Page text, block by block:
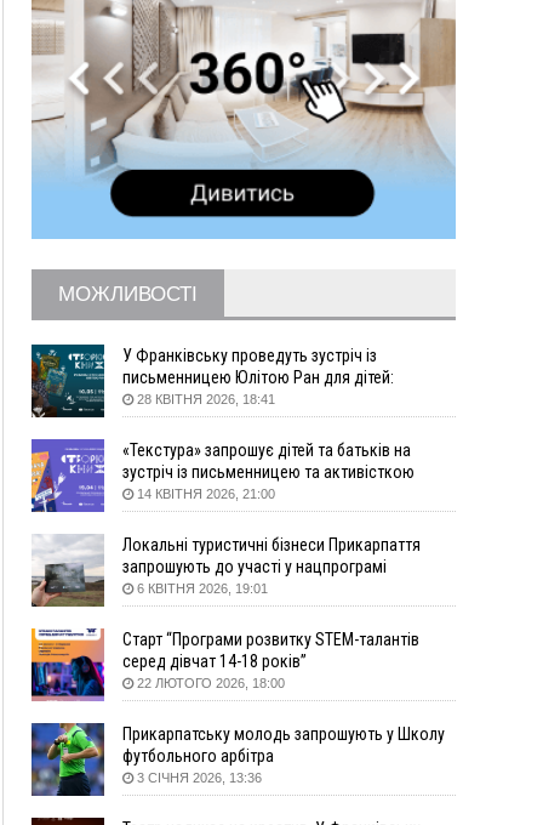
22:22 ФОТО У Богородчанах на "зебрі" водій Audi
наїхав на хлопчика з велосипедом
Загальна площа всіх книгарень України - трохи
більше ніж 6 футбольних полів
20:47
На "зебрі" у Франківську два мотоциклісти
збили жінку
Прикарпаття серед лідерів за будівництвом
новобудов і рекордсмен за зростанням цін на
16:20
У Франківську дружина загиблого воїна
створила організацію «КОД 7'Я», аби
15:57
У Коломиї на одній з вулиць встановлять
комплекс автоматичної фіксації швидкості
Прикарпаття
15:00
На Закарпатті викрили масштабну схему
незаконного виключення
14:31
«Багато питань буде знято». На громадських
слуханнях в Яремче обговорили, як вирішити
питання джипінгу в Карпатах
13:54
5 «тихих» хвороб, які виявляє профілактичне
обстеження
13:30
ФОТО На Надрічній тривають останні
12:57
У Франківську зафіксували найбільшу спеку за
всю історію спостережень
12:24
Лікування наркоманії Київ: чому важливо
МОЖЛИВОСТІ
У Франківську проведуть зустріч із
письменницею Юлітою Ран для дітей:
говоритимуть про серію книг про Мавку
28 КВІТНЯ 2026, 18:41
«Текстура» запрошує дітей та батьків на
зустріч із письменницею та активісткою
Анною Повх
14 КВІТНЯ 2026, 21:00
Локальні туристичні бізнеси Прикарпаття
запрошують до участі у нацпрограмі
«Подорож до себе»
6 КВІТНЯ 2026, 19:01
Старт “Програми розвитку STEM-талантів
серед дівчат 14-18 років”
22 ЛЮТОГО 2026, 18:00
Прикарпатську молодь запрошують у Школу
футбольного арбітра
3 СІЧНЯ 2026, 13:36